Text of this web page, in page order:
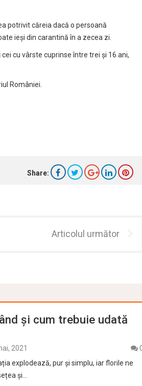
potrivit căreia dacă o persoană
ieşi din carantină în a zecea zi.
cu vârste cuprinse între trei și 16 ani,
României.
Share:
Articolul următor
şi cum trebuie udată
2021
explodează, pur și simplu, iar florile ne
și…